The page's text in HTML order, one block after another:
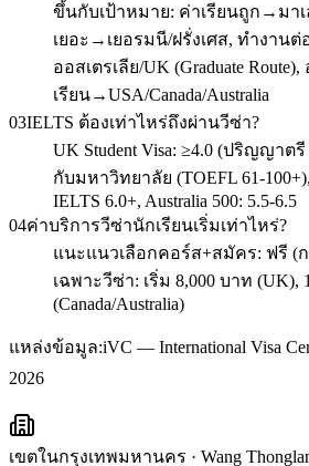
ขึ้นกับเป้าหมาย: ค่าเรียนถูก→มา
เยอะ→เยอรมนี/ฝรั่งเศส, ทำงาน
ออสเตรเลีย/UK (Graduate
เรียน→USA/Canada/Australia
03IELTS ต้องเท่าไหร่ถึงผ่านวีซ่า?
UK Student Visa: ≥4.0 (ปริญญาตรี
กับมหาวิทยาลัย (TOEFL 61-100+),
IELTS 6.0+, Australia 500: 5.5-6.5
04ค่าบริการวีซ่านักเรียนเริ่มเท่าไหร่?
แนะแนวเลือกคอร์ส+สมัคร: ฟรี (
เฉพาะวีซ่า: เริ่ม 8,000 บาท (UK),
(Canada/Australia)
แหล่งข้อมูล:iVC — International Visa
2026
เขตในกรุงเทพมหานคร · Wang